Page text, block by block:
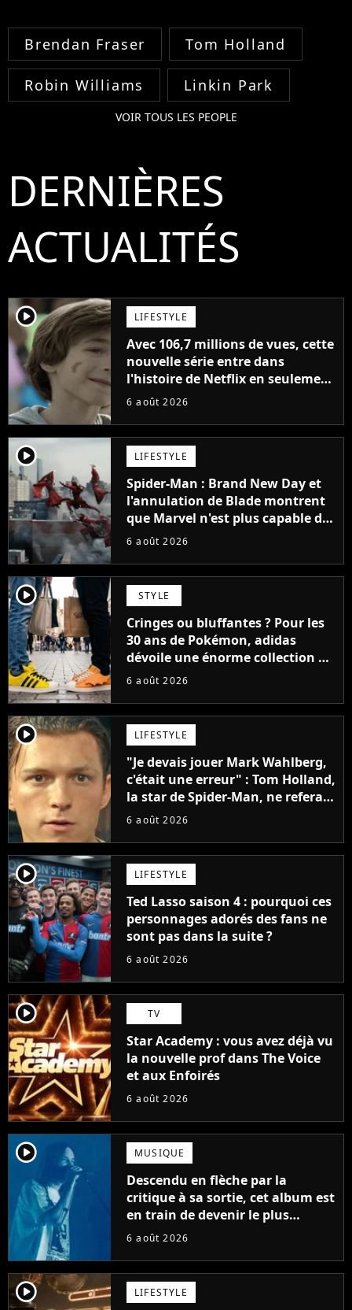
Brendan Fraser Tom Holland
Robin Williams Linkin Park
VOIR TOUS LES PEOPLE
DERNIÈRES
ACTUALITÉS
player2 LIFESTYLE
Avec 106,7 millions de vues, cette
nouvelle série entre dans
l'histoire de Netflix en seulement
48 jours
6 août 2026
player2 LIFESTYLE
Spider-Man : Brand New Day et
l'annulation de Blade montrent
que Marvel n'est plus capable de
faire quoi que ce soit de simple
6 août 2026
player2 STYLE
Cringes ou bluffantes ? Pour les
30 ans de Pokémon, adidas
dévoile une énorme collection de
sneakers et je ne sais pas quoi en
6 août 2026
player2 LIFESTYLE
"Je devais jouer Mark Wahlberg,
c'était une erreur" : Tom Holland,
la star de Spider-Man, ne referait
pas ce blockbuster
6 août 2026
player2 LIFESTYLE
Ted Lasso saison 4 : pourquoi ces
personnages adorés des fans ne
sont pas dans la suite ?
6 août 2026
player2 TV
Star Academy : vous avez déjà vu
la nouvelle prof dans The Voice
et aux Enfoirés
6 août 2026
player2 MUSIQUE
Descendu en flèche par la
critique à sa sortie, cet album est
en train de devenir le plus
populaire de son auteur
6 août 2026
player2 LIFESTYLE